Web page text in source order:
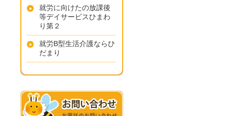
就労に向けたの放課後
等デイサービスひまわ
り第２
就労B型生活介護ならひ
だまり